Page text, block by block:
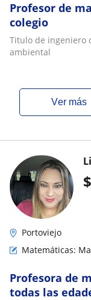
Profesor de
colegio
Titulo de ingeniero
ambiental
ver más
$
Portoviejo
Matemáticas:
Profesora de
todas las